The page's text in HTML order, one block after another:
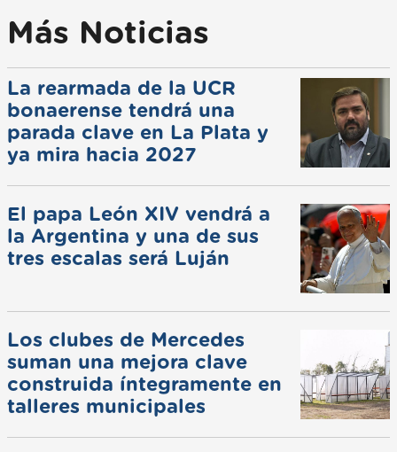
Más Noticias
La rearmada de la UCR
bonaerense tendrá una
parada clave en La Plata y
ya mira hacia 2027
El papa León XIV vendrá a
la Argentina y una de sus
tres escalas será Luján
Los clubes de Mercedes
suman una mejora clave
construida íntegramente en
talleres municipales